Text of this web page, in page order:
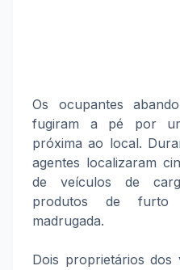
Os ocupantes
fugiram a pé por
próxima ao local.
agentes localizaram
de veículos de
produtos de furto
madrugada.
Dois proprietários dos